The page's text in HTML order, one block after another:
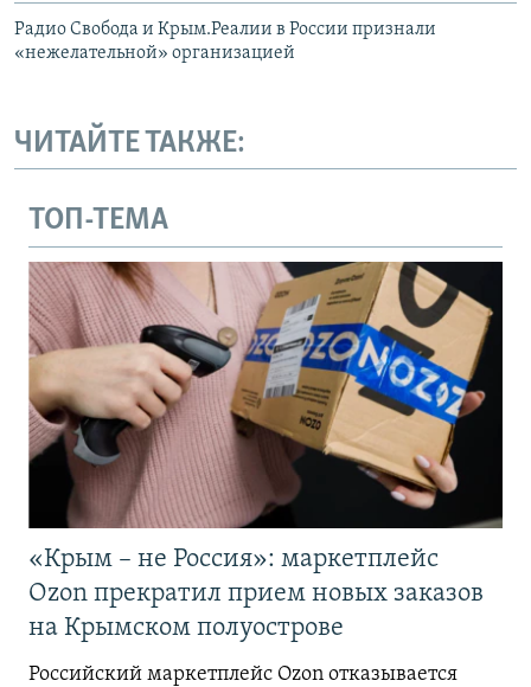
Радио Свобода и Крым.Реалии в России признали
«нежелательной» организацией
ЧИТАЙТЕ ТАКЖЕ:
ТОП-ТЕМА
«Крым – не Россия»: маркетплейс
Ozon прекратил прием новых заказов
на Крымском полуострове
Российский маркетплейс Ozon отказывается